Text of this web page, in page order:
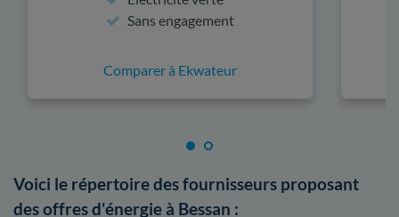
Sans engagement
Comparer à Ekwateur
Voici le répertoire des fournisseurs proposant
des offres d'énergie à Bessan :